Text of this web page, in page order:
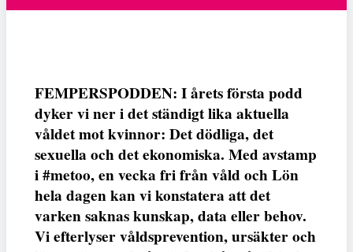
FEMPERSPODDEN: I årets första podd
dyker vi ner i det ständigt lika aktuella
våldet mot kvinnor: Det dödliga, det
sexuella och det ekonomiska. Med avstamp
i #metoo, en vecka fri från våld och Lön
hela dagen kan vi konstatera att det
varken saknas kunskap, data eller behov.
Vi efterlyser våldsprevention, ursäkter och